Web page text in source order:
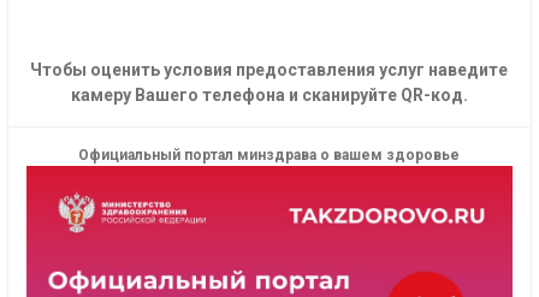
Официальный портал минздрава о вашем здоровье
Чтобы оценить условия предоставления услуг наведите
камеру Вашего телефона и сканируйте QR-код.